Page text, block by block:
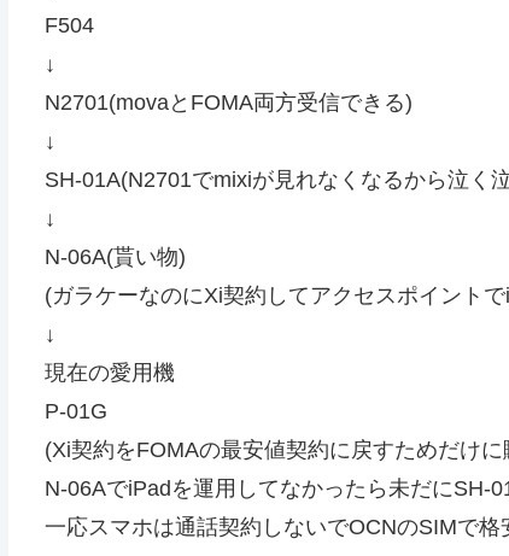
F504
↓
N2701(movaとFOMA両方受信できる)
↓
SH-01A(N2701でmixiが見れなくなるから泣く
↓
N-06A(貰い物)
(ガラケーなのにXi契約してアクセスポイント
↓
現在の愛用機
P-01G
(Xi契約をFOMAの最安値契約に戻すためだけに
N-06AでiPadを運用してなかったら未だにSH-
一応スマホは通話契約しないでOCNのSIMで格